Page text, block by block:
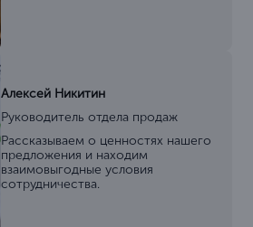
Алексей Никитин
Руководитель отдела продаж
Рассказываем о ценностях нашего
предложения и находим
взаимовыгодные условия
сотрудничества.